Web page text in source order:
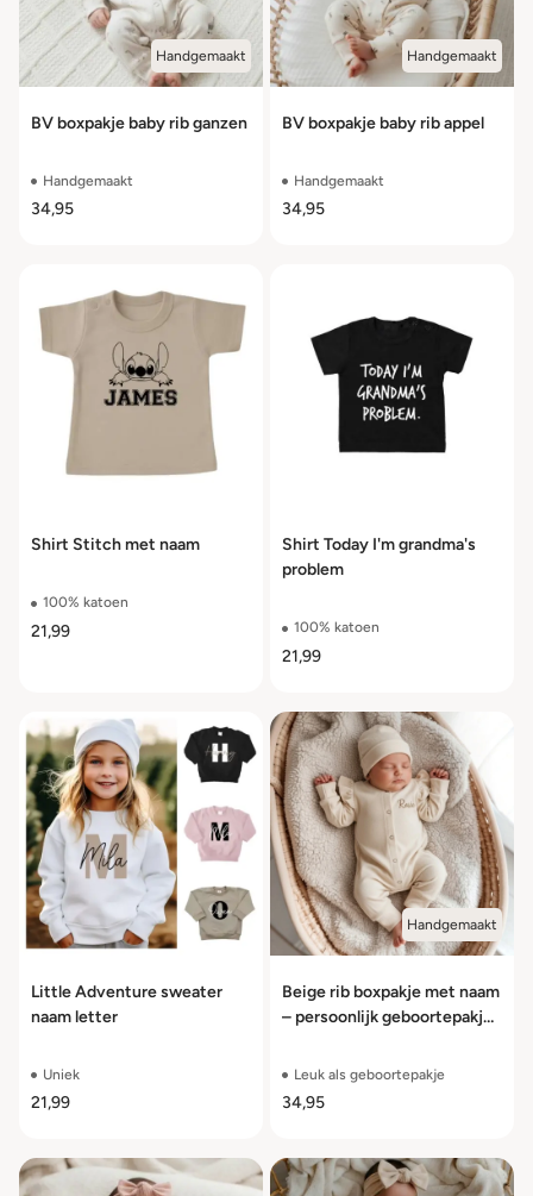
Handgemaakt
BV boxpakje baby rib ganzen
Handgemaakt
34,95
Handgemaakt
BV boxpakje baby rib appel
Handgemaakt
34,95
Shirt Stitch met naam
100% katoen
21,99
Shirt Today I'm grandma's
problem
100% katoen
21,99
Little Adventure sweater
naam letter
Uniek
21,99
Handgemaakt
Beige rib boxpakje met naam
– persoonlijk geboortepakje
Leuk als geboortepakje
34,95